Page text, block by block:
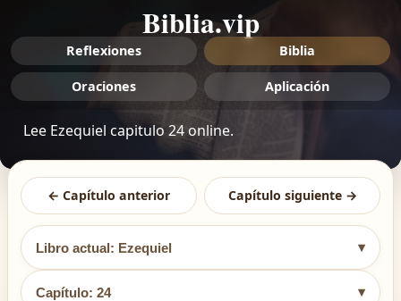
Biblia.vip
Reflexiones Biblia
Oraciones Aplicación
Lee Ezequiel capitulo 24 online.
← Capítulo anterior Capítulo siguiente →
Libro actual: Ezequiel ▾
Capítulo: 24 ▾